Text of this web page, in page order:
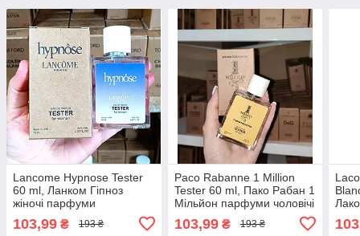
Lancome Hypnose Tester
60 ml, Ланком Гіпноз
жіночі парфуми
103,99 ₴ 193 ₴
Paco Rabanne 1 Million
Tester 60 ml, Пако Рабан 1
Мільйон парфуми чоловічі
103,99₴ 193 ₴
для